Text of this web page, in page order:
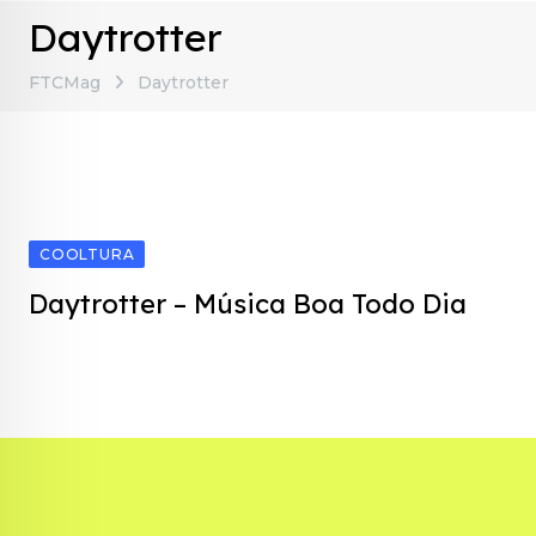
Daytrotter
FTCMag Daytrotter
COOLTURA
Daytrotter – Música Boa Todo Dia